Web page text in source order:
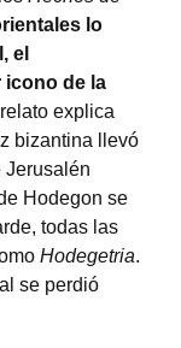
lo
el
icono de la
explica
bizantina llevó
Jerusalén
Hodegon se
todas las
Hodegetria.
se perdió